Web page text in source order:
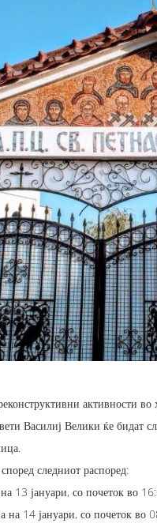
активности
Василиј Велики ќе бидат
следниот распоред:
13 јануари, со почеток во
на 14 јануари, со почеток во